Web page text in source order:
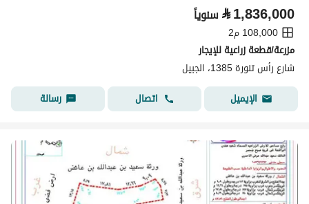
⃁1,836,000 سنوياً
108,000 م2
مزرعة/قطعة زراعية للإيجار
شارع رأس تنورة 1385، الجبيل
الإيميل
اتصال رسالة